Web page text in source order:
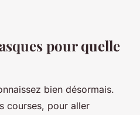
pour quelle
bien désormais.
courses, pour aller